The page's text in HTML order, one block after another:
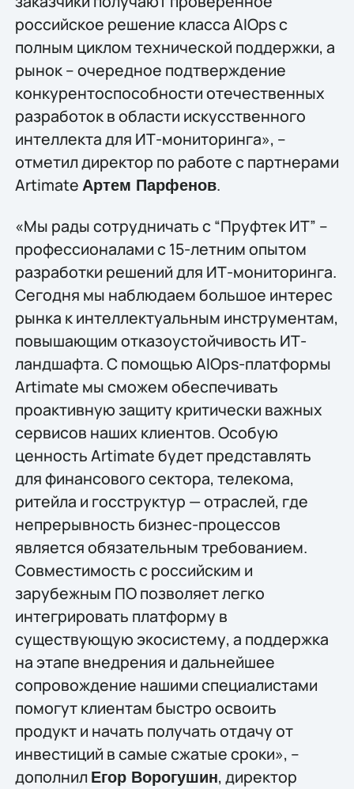
российское решение класса AIOps с
полным циклом технической поддержки, а
рынок – очередное подтверждение
конкурентоспособности отечественных
разработок в области искусственного
интеллекта для ИТ-мониторинга», –
отметил директор по работе с партнерами
Artimate Артем Парфенов.
«Мы рады сотрудничать с “Пруфтек ИТ” –
профессионалами с 15-летним опытом
разработки решений для ИТ-мониторинга.
Сегодня мы наблюдаем большое интерес
рынка к интеллектуальным инструментам,
повышающим отказоустойчивость ИТ-
ландшафта. С помощью AIOps-платформы
Artimate мы сможем обеспечивать
проактивную защиту критически важных
сервисов наших клиентов. Особую
ценность Artimate будет представлять
для финансового сектора, телекома,
ритейла и госструктур — отраслей, где
непрерывность бизнес-процессов
является обязательным требованием.
Совместимость с российским и
зарубежным ПО позволяет легко
интегрировать платформу в
существующую экосистему, а поддержка
на этапе внедрения и дальнейшее
сопровождение нашими специалистами
помогут клиентам быстро освоить
продукт и начать получать отдачу от
инвестиций в самые сжатые сроки», –
дополнил Егор Ворогушин, директор